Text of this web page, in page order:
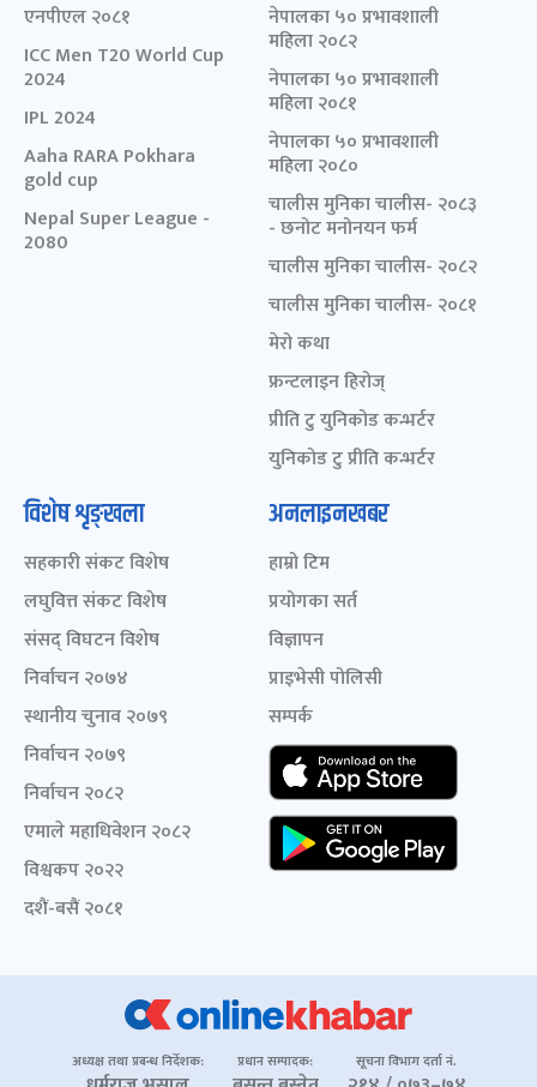
एनपीएल २०८१
ICC Men T20 World Cup
2024
IPL 2024
Aaha RARA Pokhara
gold cup
Nepal Super League -
2080
नेपालका ५० प्रभावशाली
महिला २०८२
नेपालका ५० प्रभावशाली
महिला २०८१
नेपालका ५० प्रभावशाली
महिला २०८०
चालीस मुनिका चालीस- २०८३
- छनोट मनोनयन फर्म
चालीस मुनिका चालीस- २०८२
चालीस मुनिका चालीस- २०८१
मेरो कथा
फ्रन्टलाइन हिरोज्
प्रीति टु युनिकोड कन्भर्टर
युनिकोड टु प्रीति कन्भर्टर
विशेष शृङ्खला
सहकारी संकट विशेष
लघुवित्त संकट विशेष
संसद् विघटन विशेष
निर्वाचन २०७४
स्थानीय चुनाव २०७९
निर्वाचन २०७९
निर्वाचन २०८२
एमाले महाधिवेशन २०८२
विश्वकप २०२२
दशैं-बसैं २०८१
अनलाइनखबर
हाम्रो टिम
प्रयोगका सर्त
विज्ञापन
प्राइभेसी पोलिसी
सम्पर्क
अध्यक्ष तथा प्रबन्ध निर्देशक: प्रधान सम्पादक: सूचना विभाग दर्ता नं.